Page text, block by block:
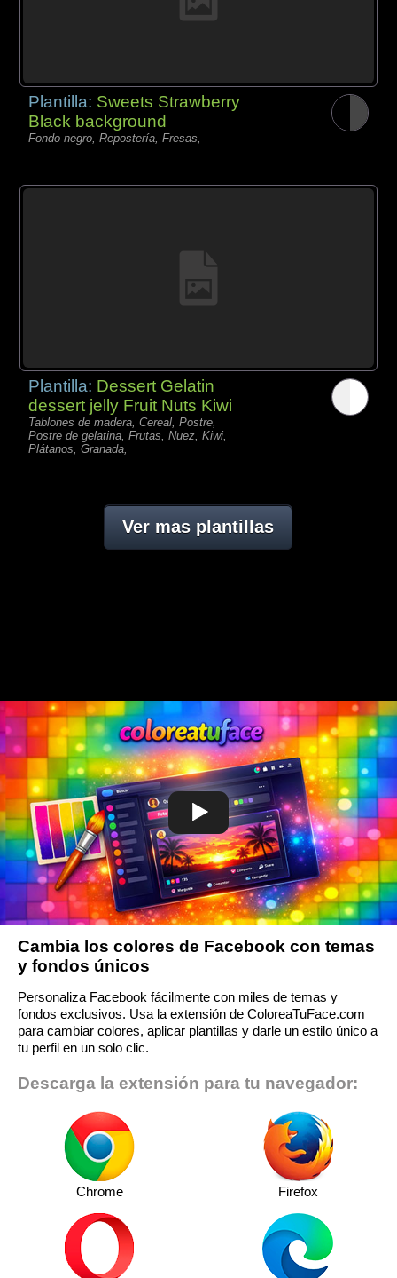
Plantilla: Sweets Strawberry
Black background
Fondo negro, Repostería, Fresas,
Plantilla: Dessert Gelatin
dessert jelly Fruit Nuts Kiwi
Tablones de madera, Cereal, Postre,
Postre de gelatina, Frutas, Nuez, Kiwi,
Plátanos, Granada,
Ver mas plantillas
Cambia los colores de Facebook con temas
y fondos únicos
Personaliza Facebook fácilmente con miles de temas y
fondos exclusivos. Usa la extensión de ColoreaTuFace.com
para cambiar colores, aplicar plantillas y darle un estilo único a
tu perfil en un solo clic.
Descarga la extensión para tu navegador:
Chrome Firefox